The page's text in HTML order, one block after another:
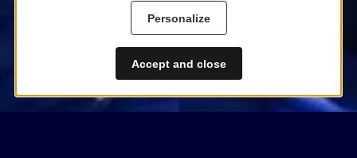
Personalize
Accept and close